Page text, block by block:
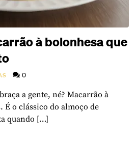
à bolonhesa que
0
a gente, né? Macarrão à
É o clássico do almoço de
quando […]